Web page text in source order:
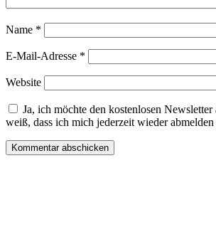
Name *
E-Mail-Adresse *
Website
Ja, ich möchte den kostenlosen
weiß, dass ich mich jederzeit wieder abmelden